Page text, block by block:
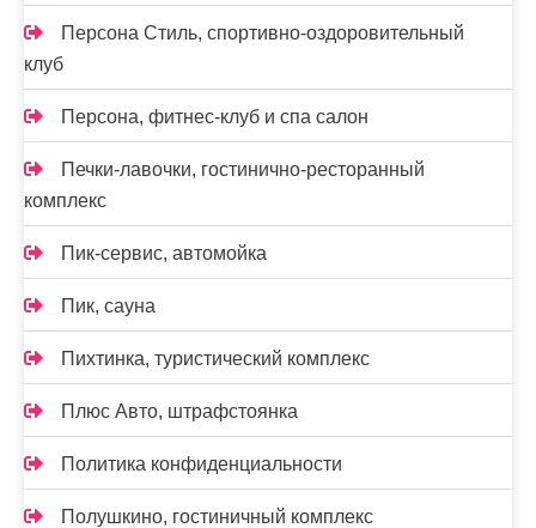
Персона Стиль, спортивно-оздоровительный
клуб
Персона, фитнес-клуб и спа салон
Печки-лавочки, гостинично-ресторанный
комплекс
Пик-сервис, автомойка
Пик, сауна
Пихтинка, туристический комплекс
Плюс Авто, штрафстоянка
Политика конфиденциальности
Полушкино, гостиничный комплекс